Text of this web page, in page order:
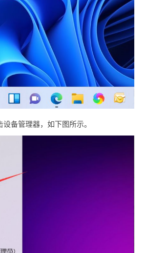
备管理器，如下图所示。